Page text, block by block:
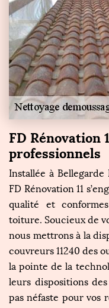
FD Rénovation
professionnels
Installée à Bellegarde
FD Rénovation 11
qualité et
toiture. Soucieux de
nous mettrons à la
couvreurs 11240 des
la pointe de la
leurs dispositions
pas néfaste pour vos